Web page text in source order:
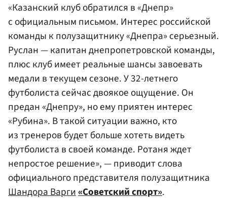
«Казанский клуб обратился в «Днепр»
с официальным письмом. Интерес российской
команды к полузащитнику «Днепра» серьезный.
Руслан — капитан днепропетровской команды,
плюс клуб имеет реальные шансы завоевать
медали в текущем сезоне. У 32-летнего
футболиста сейчас двоякое ощущение. Он
предан «Днепру», но ему приятен интерес
«Рубина». В такой ситуации важно, кто
из тренеров будет больше хотеть видеть
футболиста в своей команде. Ротаня ждет
непростое решение», — приводит слова
официального представителя полузащитника
Шандора Варги«Советский спорт».